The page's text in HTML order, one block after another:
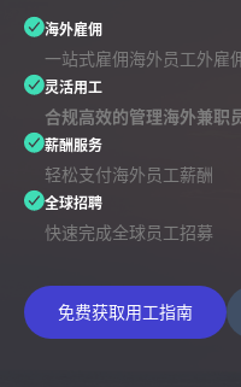
海外雇佣
一站式雇佣海外员工外雇
灵活用工
合规高效的管理海外兼职
薪酬服务
轻松支付海外员工薪酬
全球招聘
快速完成全球员工招募
免费获取用工指南